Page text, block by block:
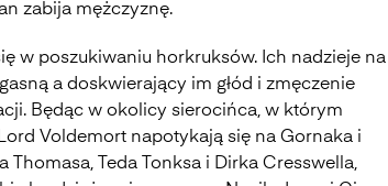
zabija mężczyznę.
w poszukiwaniu horkruksów. Ich nadzieje na
a doskwierający im głód i zmęczenie
Będąc w okolicy sierocińca, w którym
Voldemort napotykają się na Gornaka i
Thomasa, Teda Tonksa i Dirka Cresswella,